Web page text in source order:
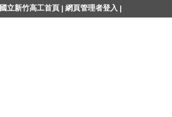
國立新竹高工首頁| 網頁管理者登入 |